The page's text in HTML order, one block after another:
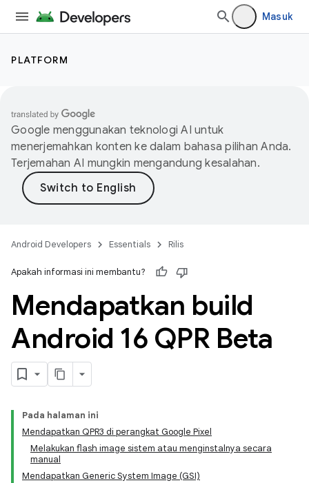
Masuk
PLATFORM
Google menggunakan teknologi AI untuk
menerjemahkan konten ke dalam bahasa pilihan Anda.
Terjemahan AI mungkin mengandung kesalahan.
Android Developers Essentials Rilis
Apakah informasi ini membantu?
Mendapatkan build
Android 16 QPR Beta
Pada halaman ini
Mendapatkan QPR3 di perangkat Google Pixel
Melakukan flash image sistem atau menginstalnya secara
manual
Mendapatkan Generic System Image (GSI)